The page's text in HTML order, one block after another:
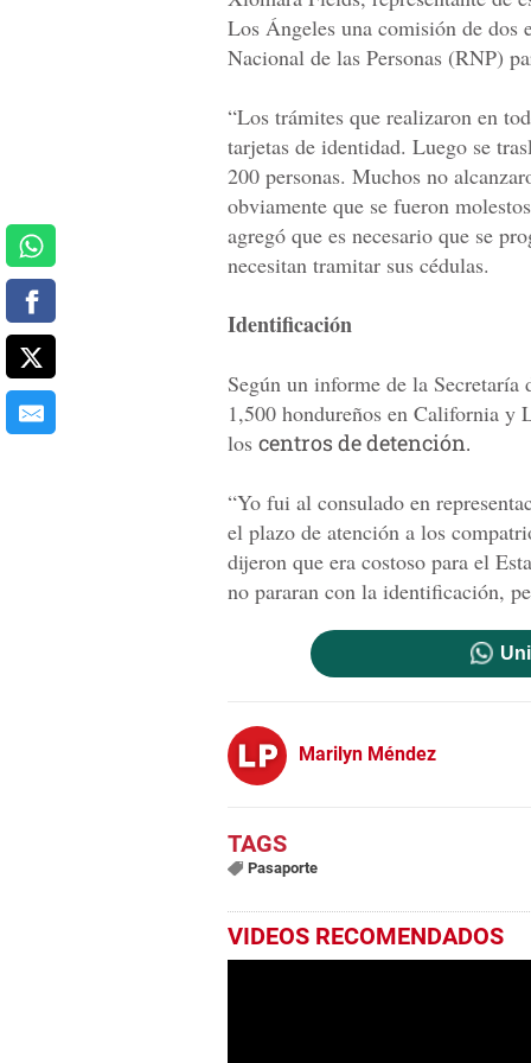
Los Ángeles una comisión de dos
Nacional de las Personas (RNP)
“Los trámites que realizaron en
tarjetas de identidad. Luego se
200 personas. Muchos no
obviamente que se fueron
agregó que es necesario que se
necesitan tramitar sus cédulas.
Identificación
Según un informe de la Secretaría
1,500 hondureños en California
los centros de detención.
“Yo fui al consulado en
el plazo de atención a los
dijeron que era costoso para el
no pararan con la identificación,
Marilyn Méndez
Pasaporte
VIDEOS RECOMENDADOS